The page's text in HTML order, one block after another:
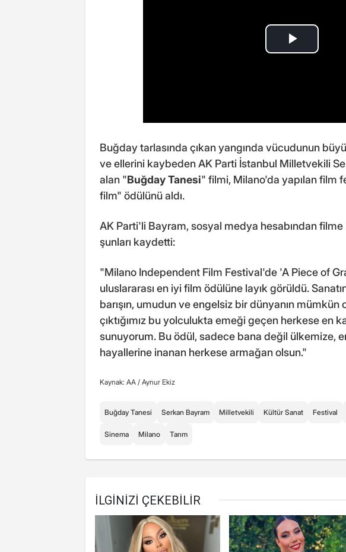
Buğday tarlasında çıkan yangında vücudunun
ve ellerini kaybeden AK Parti İstanbul Milletvekili
alan "Buğday Tanesi" filmi, Milano'da yapılan film
film" ödülünü aldı.
AK Parti'li Bayram, sosyal medya hesabından filme
şunları kaydetti:
"Milano Independent Film Festival'de 'A Piece of
uluslararası en iyi film ödülüne layık görüldü.
barışın, umudun ve engelsiz bir dünyanın
çıktığımız bu yolculukta emeği geçen herkese en
sunuyorum. Bu ödül, sadece bana değil ülkemize,
hayallerine inanan herkese armağan olsun."
Kaynak: AA / Aynur Ekiz
Buğday Tanesi Serkan Bayram Milletvekili Kültür Sanat Festival
Sinema Milano Tarım